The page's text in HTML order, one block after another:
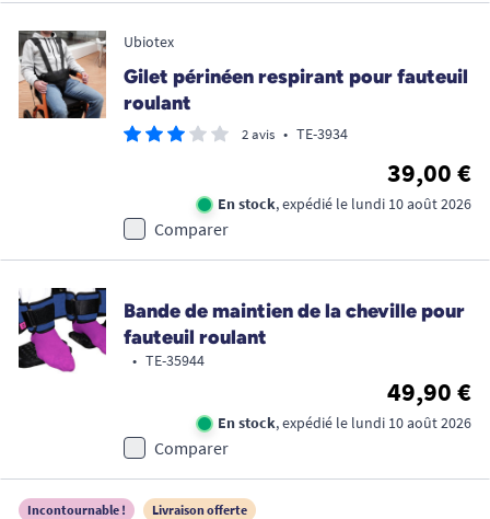
Ubiotex
Gilet périnéen respirant pour fauteuil
roulant
2 avis • TE-3934
39,00 €
En stock, expédié le lundi 10 août 2026
Comparer
Bande de maintien de la cheville pour
fauteuil roulant
• TE-35944
49,90 €
En stock, expédié le lundi 10 août 2026
Comparer
Incontournable ! Livraison offerte